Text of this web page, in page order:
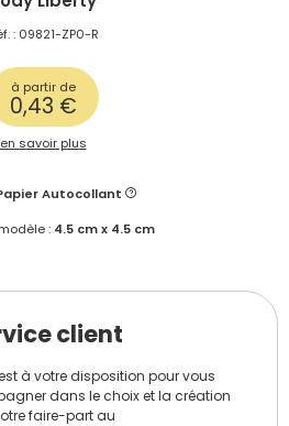
: 09821-ZP0-R
à partir de
0,43 €
en savoir plus
Autocollant
: 4.5 cm x 4.5 cm
client
à votre disposition pour vous
dans le choix et la création
faire-part au